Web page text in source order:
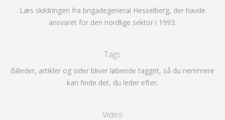
Læs skildringen fra brigadegeneral Hesselberg, der havde
ansvaret for den nordlige sektor i 1993.
Tags
Billeder, artikler og sider bliver løbende tagget, så du nemmere
kan finde det, du leder efter.
Video